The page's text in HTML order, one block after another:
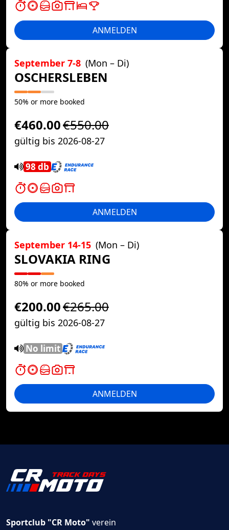
ANMELDEN
September 7-8 (Mon – Di)
OSCHERSLEBEN
50% or more booked
€460.00€550.00
gültig bis 2026-08-27
98 db
ANMELDEN
September 14-15 (Mon – Di)
SLOVAKIA RING
80% or more booked
€200.00€265.00
gültig bis 2026-08-27
No limit
ANMELDEN
Sportclub "CR Moto" verein